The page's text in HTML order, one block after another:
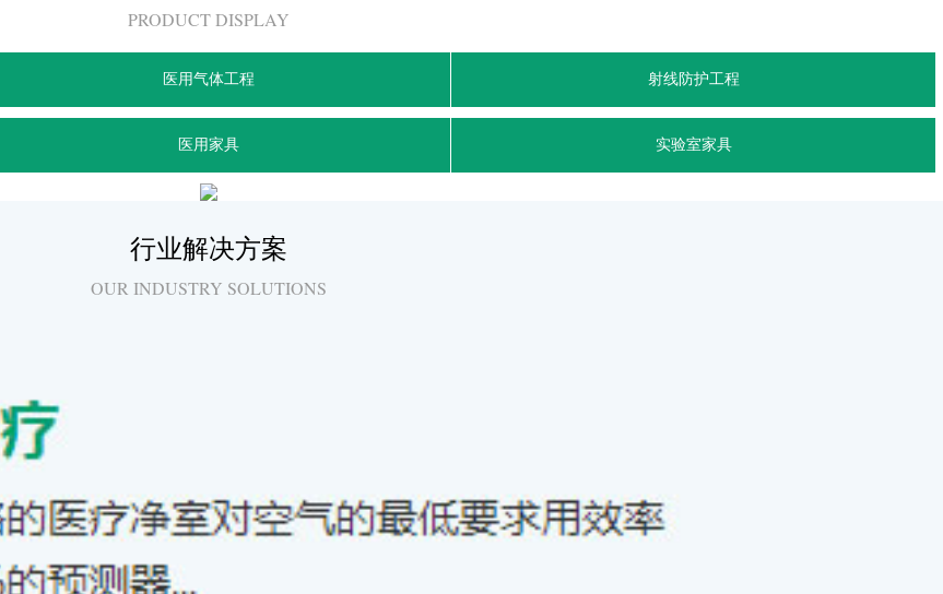
PRODUCT DISPLAY
医用气体工程 射线防护工程
医用家具 实验室家具
行业解决方案
OUR INDUSTRY SOLUTIONS